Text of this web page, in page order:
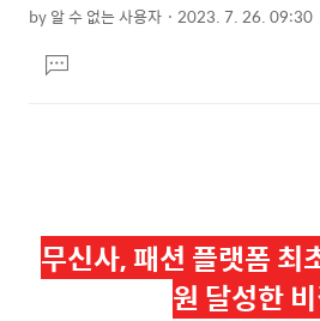
텐
by알 수 없는 사용자 2023. 7. 26. 09:30
문댓
글
무신사, 패션 플랫폼 최
원 달성한